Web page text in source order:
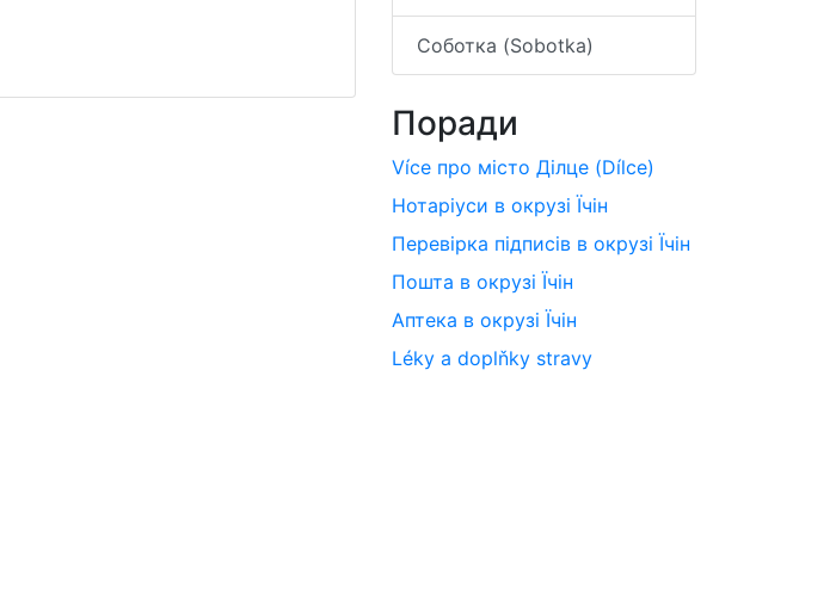
Соботка (Sobotka)
Поради
Více про місто Ділце (Dílce)
Нотаріуси в окрузі Їчін
Перевірка підписів в окрузі Їчін
Пошта в окрузі Їчін
Аптека в окрузі Їчін
Léky a doplňky stravy